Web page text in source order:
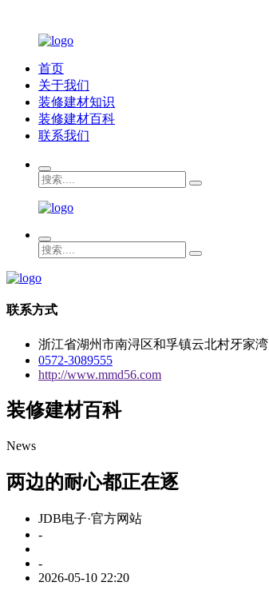
首页
关于我们
装修建材知识
装修建材百科
联系我们
联系方式
浙江省湖州市南浔区和孚镇云北村牙家湾
0572-3089555
http://www.mmd56.com
装修建材百科
News
两边的耐心都正在逐
JDB电子·官方网站
-
-
2026-05-10 22:20